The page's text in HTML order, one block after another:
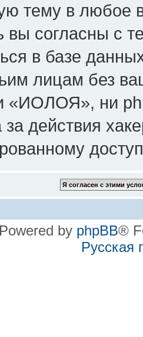
тему в любое
вы согласны с
в базе
лицам без
«ИОЛОЯ», ни
за действия
Powered by phpBB®
Русская